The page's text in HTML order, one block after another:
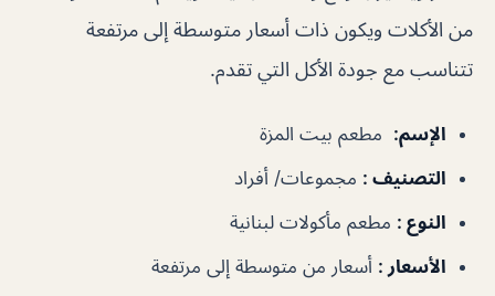
من الأكلات ويكون ذات أسعار متوسطة إلى مرتفعة
تتناسب مع جودة الأكل التي تقدم.
الإسم: مطعم بيت المزة
التصنيف : مجموعات/ أفراد
النوع : مطعم مأكولات لبنانية
الأسعار : أسعار من متوسطة إلى مرتفعة